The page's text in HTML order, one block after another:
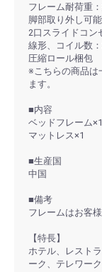
フレーム耐荷重
脚部取り外し可
2口スライドコン
線形、コイル数
圧縮ロール梱包
※こちらの商品は
ます。
■内容
ベッドフレーム×1
マットレス×1
■生産国
中国
■備考
フレームはお客
【特長】
ホテル、レスト
ーク、テレワー